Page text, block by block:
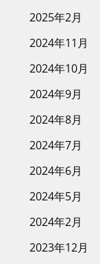
2025年2月
2024年11月
2024年10月
2024年9月
2024年8月
2024年7月
2024年6月
2024年5月
2024年2月
2023年12月